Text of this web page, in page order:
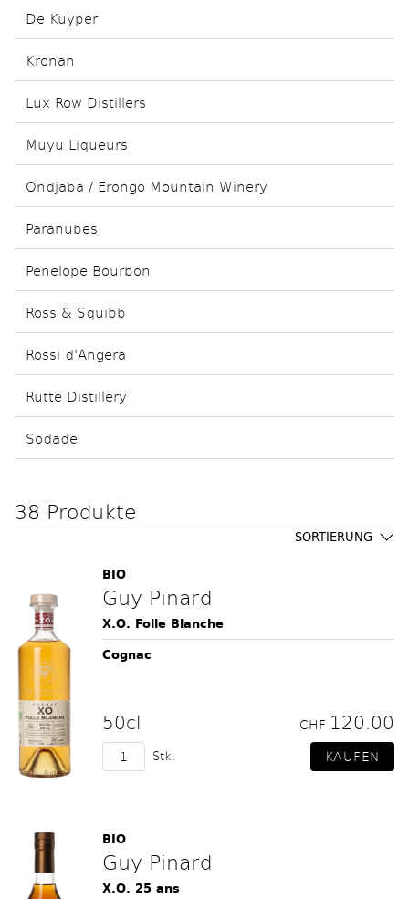
De Kuyper
Kronan
Lux Row Distillers
Muyu Liqueurs
Ondjaba / Erongo Mountain Winery
Paranubes
Penelope Bourbon
Ross & Squibb
Rossi d'Angera
Rutte Distillery
Sodade
38 Produkte
SORTIERUNG
BIO
Guy Pinard
X.O. Folle Blanche
Cognac
50cl CHF 120.00
Stk.
BIO
Guy Pinard
X.O. 25 ans